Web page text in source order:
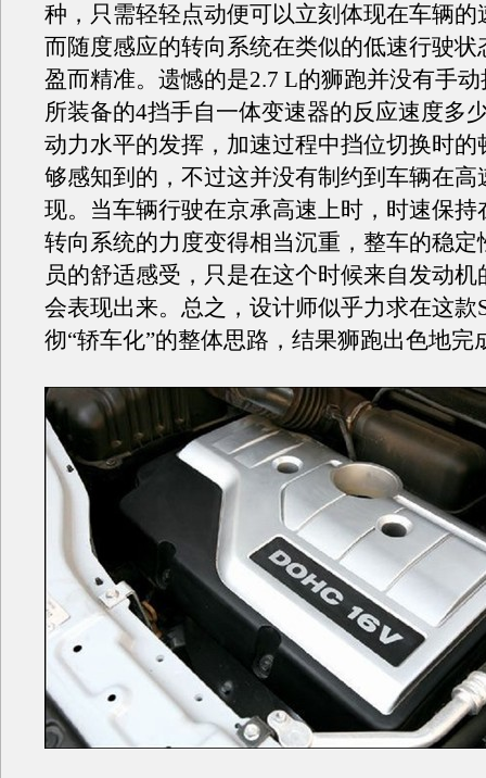
种，只需轻轻点动便可以立刻体现在车辆的
而随度感应的转向系统在类似的低速行驶状
盈而精准。遗憾的是2.7 L的狮跑并没有手
所装备的4挡手自一体变速器的反应速度多
动力水平的发挥，加速过程中挡位切换时的
够感知到的，不过这并没有制约到车辆在高
现。当车辆行驶在京承高速上时，时速保持
转向系统的力度变得相当沉重，整车的稳定
员的舒适感受，只是在这个时候来自发动机
会表现出来。总之，设计师似乎力求在这款
彻“轿车化”的整体思路，结果狮跑出色地完